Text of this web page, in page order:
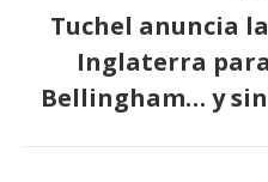
Tuchel anuncia
Inglaterra
Bellingham… y